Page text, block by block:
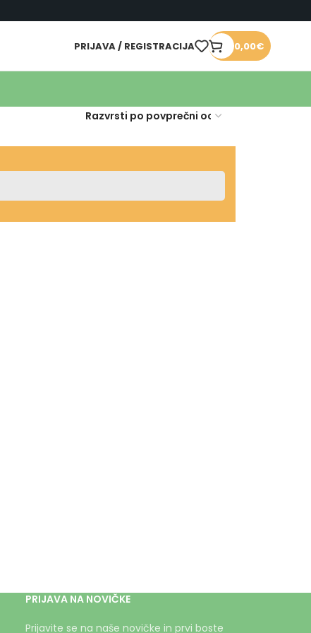
PRIJAVA / REGISTRACIJA 0,00€
PRIJAVA NA NOVIČKE
Prijavite se na naše novičke in prvi boste